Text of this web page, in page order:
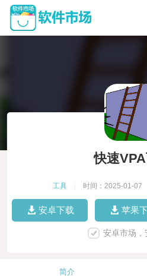
快速
工具 时间：2025-01-07
安卓下载 苹果
安卓市场，
简介